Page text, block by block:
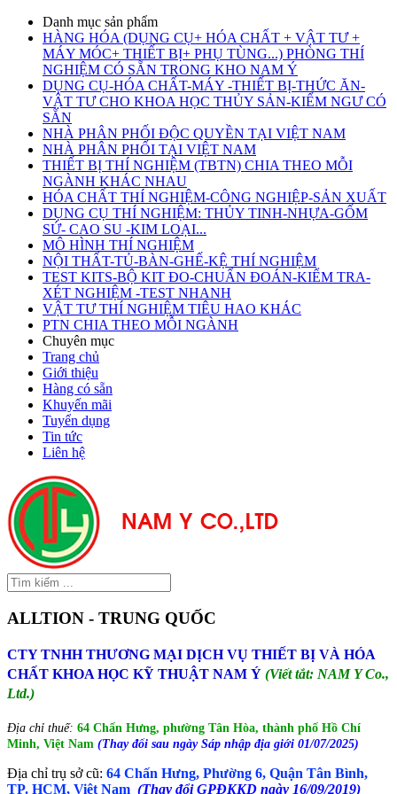
Danh mục sản phẩm
HÀNG HÓA (DỤNG CỤ+ HÓA CHẤT + VẬT TƯ +
MÁY MÓC+ THIẾT BỊ+ PHỤ TÙNG...) PHÒNG THÍ
NGHIỆM CÓ SẴN TRONG KHO NAM Ý
DỤNG CỤ-HÓA CHẤT-MÁY -THIẾT BỊ-THỨC ĂN-
VẬT TƯ CHO KHOA HỌC THỦY SẢN-KIỂM NGƯ CÓ
SẴN
NHÀ PHÂN PHỐI ĐỘC QUYỀN TẠI VIỆT NAM
NHÀ PHÂN PHỐI TẠI VIỆT NAM
THIẾT BỊ THÍ NGHIỆM (TBTN) CHIA THEO MỖI
NGÀNH KHÁC NHAU
HÓA CHẤT THÍ NGHIỆM-CÔNG NGHIỆP-SẢN XUẤT
DỤNG CỤ THÍ NGHIỆM: THỦY TINH-NHỰA-GỐM
SỨ- CAO SU -KIM LOẠI...
MÔ HÌNH THÍ NGHIỆM
NỘI THẤT-TỦ-BÀN-GHẾ-KỆ THÍ NGHIỆM
TEST KITS-BỘ KIT ĐO-CHUẨN ĐOÁN-KIỂM TRA-
XÉT NGHIỆM -TEST NHANH
VẬT TƯ THÍ NGHIỆM TIÊU HAO KHÁC
PTN CHIA THEO MỖI NGÀNH
Chuyên mục
Trang chủ
Giới thiệu
Hàng có sẵn
Khuyến mãi
Tuyển dụng
Tin tức
Liên hệ
ALLTION - TRUNG QUỐC
CTY TNHH THƯƠNG MẠI DỊCH VỤ THIẾT BỊ VÀ HÓA
CHẤT KHOA HỌC KỸ THUẬT NAM Ý (Viết tắt: NAM Y Co.,
Ltd.)
Địa chỉ thuế: 64 Chấn Hưng, phường Tân Hòa, thành phố Hồ Chí
Minh, Việt Nam (Thay đổi sau ngày Sáp nhập địa giới 01/07/2025)
Địa chỉ trụ sở cũ: 64 Chấn Hưng, Phường 6, Quận Tân Bình,
TP. HCM, Việt Nam (Thay đổi GPĐKKD ngày 16/09/2019)